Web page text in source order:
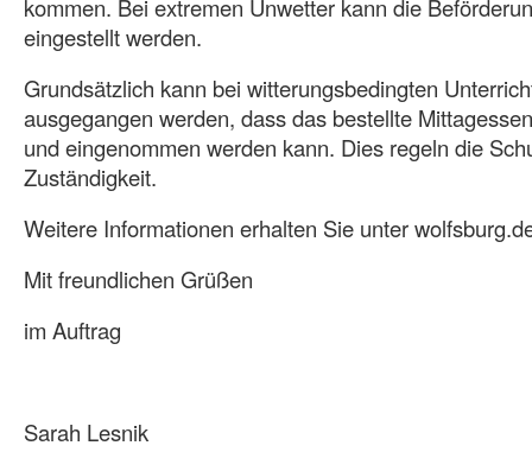
kommen. Bei extremen Unwetter kann die
eingestellt werden.
Grundsätzlich kann bei witterungsbedingten
ausgegangen werden, dass das bestellte
und eingenommen werden kann. Dies regeln die
Zuständigkeit.
Weitere Informationen erhalten Sie unter
Mit freundlichen Grüßen
im Auftrag
Sarah Lesnik